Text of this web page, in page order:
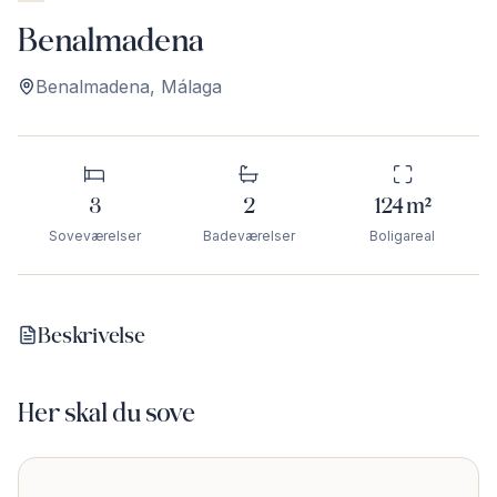
Benalmadena
Benalmadena, Málaga
3
Soveværelser
2
Badeværelser
124m²
Boligareal
Beskrivelse
Her skal du sove